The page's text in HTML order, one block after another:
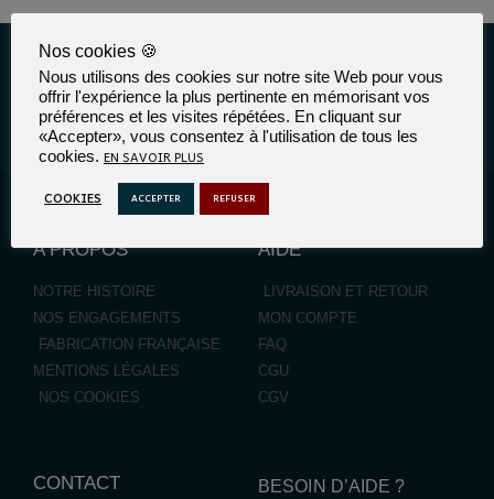
Suivez-nous
A PROPOS
NOTRE HISTOIRE
NOS ENGAGEMENTS
FABRICATION FRANÇAISE
MENTIONS LÉGALES
NOS COOKIES
AIDE
LIVRAISON ET RETOUR
MON COMPTE
FAQ
CGU
CGV
CONTACT BESOIN D’AIDE ?
Nos cookies 🍪
Nous utilisons des cookies sur notre site Web pour vous
offrir l'expérience la plus pertinente en mémorisant vos
préférences et les visites répétées. En cliquant sur
«Accepter», vous consentez à l'utilisation de tous les
cookies. EN SAVOIR PLUS
COOKIES
ACCEPTER REFUSER